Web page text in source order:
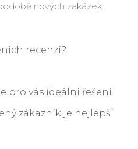
nových zakázek
recenzí?
pro vás ideální řešení.
zákazník je nejlepší